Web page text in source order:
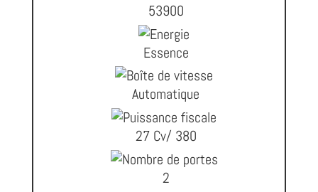
53900
Essence
Automatique
27 Cv/ 380
2